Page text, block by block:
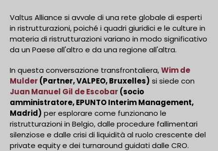
Valtus Alliance si avvale di una rete globale di esperti
in ristrutturazioni, poiché i quadri giuridici e le culture in
materia di ristrutturazioni variano in modo significativo
da un Paese all'altro e da una regione all'altra.
In questa conversazione transfrontaliera,Wim de
Mulder (Partner, VALPEO, Bruxelles) si siede con
Juan Manuel Gil de Escobar (socio
amministratore, EPUNTO Interim Management,
Madrid) per esplorare come funzionano le
ristrutturazioni in Belgio, dalle procedure fallimentari
silenziose e dalle crisi di liquidità al ruolo crescente del
private equity e dei turnaround guidati dalle CRO.